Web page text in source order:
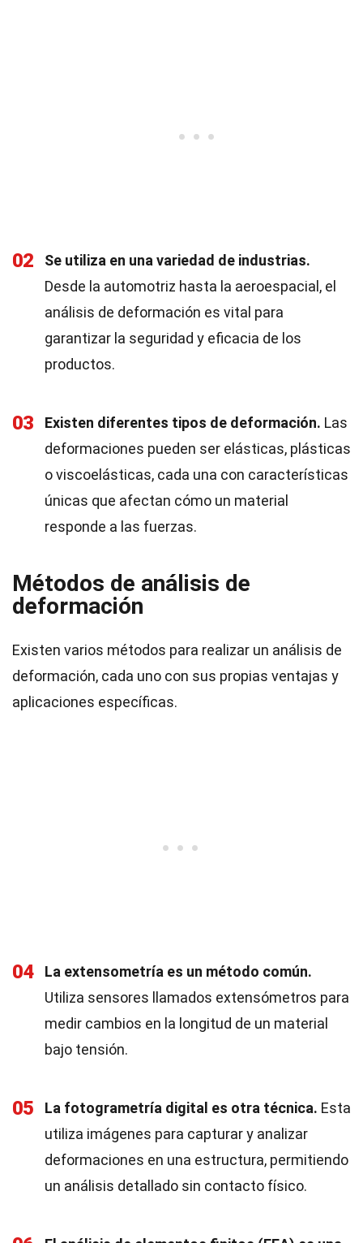
02
Se utiliza en una variedad de industrias.
Desde la automotriz hasta la aeroespacial, el
análisis de deformación es vital para
garantizar la seguridad y eficacia de los
productos.
03 Existen diferentes tipos de deformación. Las
deformaciones pueden ser elásticas, plásticas
o viscoelásticas, cada una con características
únicas que afectan cómo un material
responde a las fuerzas.
Métodos de análisis de
deformación
Existen varios métodos para realizar un análisis de
deformación, cada uno con sus propias ventajas y
aplicaciones específicas.
04
La extensometría es un método común.
Utiliza sensores llamados extensómetros para
medir cambios en la longitud de un material
bajo tensión.
05 La fotogrametría digital es otra técnica. Esta
utiliza imágenes para capturar y analizar
deformaciones en una estructura, permitiendo
un análisis detallado sin contacto físico.